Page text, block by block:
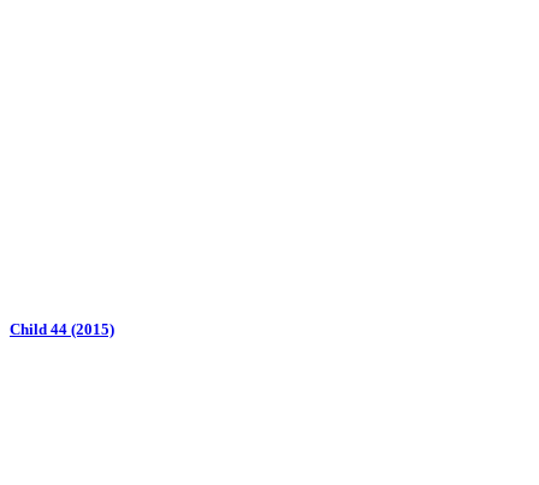
Child 44 (2015)